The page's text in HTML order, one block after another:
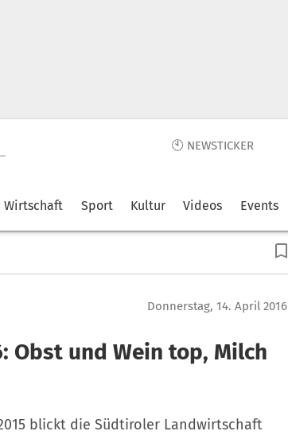
🕙 NEWSTICKER
Wirtschaft Sport Kultur Videos Events
Donnerstag, 14. April 2016
Obst und Wein top, Milch
blickt die Südtiroler Landwirtschaft